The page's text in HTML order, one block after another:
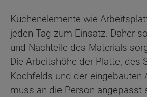
Küchenelemente wie
jeden Tag zum Einsatz. Daher
und Nachteile des Materials
Die Arbeitshöhe der Platte, des
Kochfelds und der eingebauten
muss an die Person angepasst